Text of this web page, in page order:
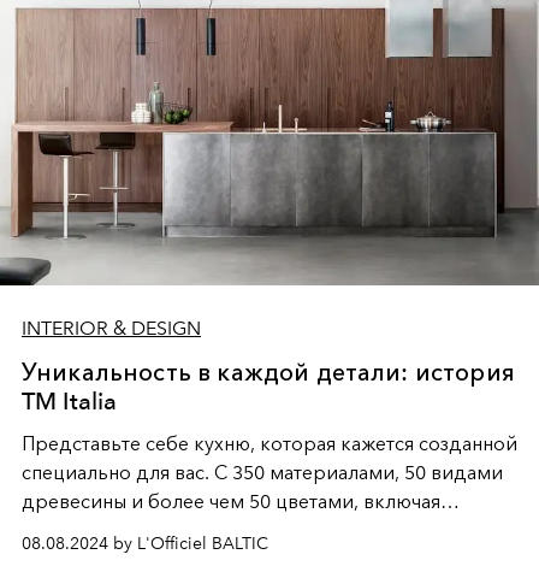
шедевра. В нашей новой редакционной статье мы
делимся некоторыми из самых интересных
дизайнерских лайфхаков».
INTERIOR & DESIGN
Уникальность в каждой детали: история
TM Italia
Представьте себе кухню, которая кажется созданной
специально для вас. С 350 материалами, 50 видами
древесины и более чем 50 цветами, включая
практически бесконечны. Компания стремится
08.08.2024 by L'Officiel BALTIC